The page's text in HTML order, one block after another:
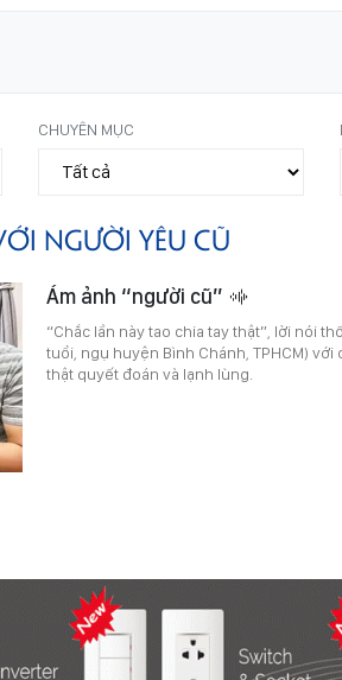
CHUYÊN MỤC
NGƯỜI YÊU CŨ
Ám ảnh “người cũ”
“Chắc lần này tao chia tay thật”, lời nói
tuổi, ngụ huyện Bình Chánh, TPHCM)
thật quyết đoán và lạnh lùng.